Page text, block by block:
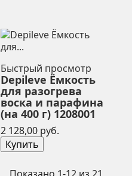
Быстрый просмотр
Depileve Ёмкость
для разогрева
воска и парафина
(на 400 г) 1208001
2 128,00 руб.
Купить